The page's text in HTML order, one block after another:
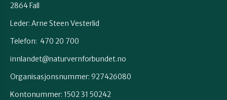
2864 Fall
Leder: Arne Steen Vesterlid
Telefon: 470 20 700
innlandet@naturvernforbundet.no
Organisasjonsnummer: 927426080
Kontonummer: 1502 31 50242